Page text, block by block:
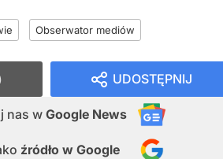
Obserwator mediów
UDOSTĘPNIJ
nas w Google News
źródło w Google